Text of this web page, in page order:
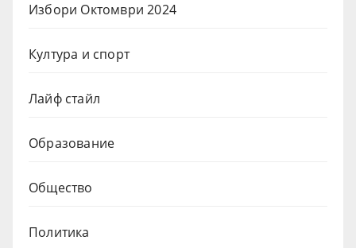
Избори Октомври 2024
Култура и спорт
Лайф стайл
Образование
Общество
Политика